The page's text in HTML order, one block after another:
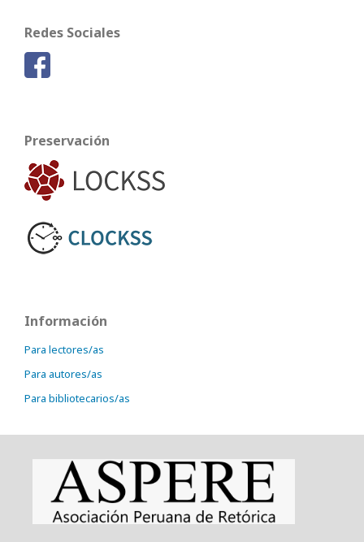
Redes Sociales
Preservación
Información
Para lectores/as
Para autores/as
Para bibliotecarios/as